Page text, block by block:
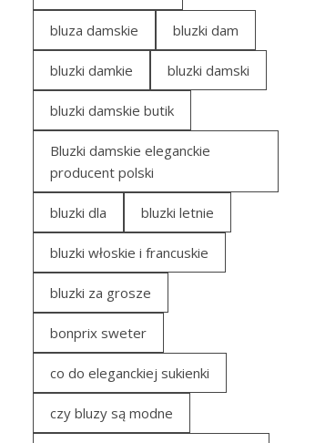
bluza damskie bluzki dam
bluzki damkie bluzki damski
bluzki damskie butik
Bluzki damskie eleganckie
producent polski
bluzki dla bluzki letnie
bluzki włoskie i francuskie
bluzki za grosze
bonprix sweter
co do eleganckiej sukienki
czy bluzy są modne